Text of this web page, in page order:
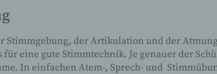
Stimmgebung, der Artikulation und der
eine gute Stimmtechnik. Je genauer der
In einfachen Atem-, Sprech- und
Verbreitung oder eine
den Abgleich oder die